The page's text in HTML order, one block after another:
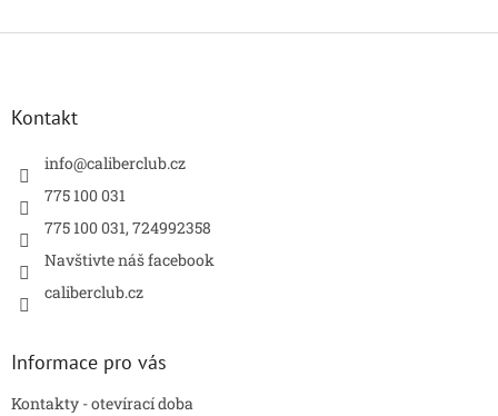
Kontakt
info@caliberclub.cz
775 100 031
775 100 031, 724992358
Navštivte náš facebook
caliberclub.cz
Informace pro vás
Kontakty - otevírací doba